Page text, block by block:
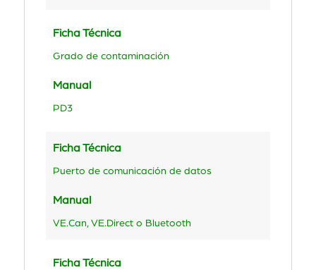
Ficha Técnica
Grado de contaminación
Manual
PD3
Ficha Técnica
Puerto de comunicación de datos
Manual
VE.Can, VE.Direct o Bluetooth
Ficha Técnica